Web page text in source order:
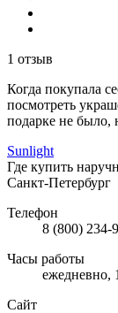
1 отзыв
Когда покупала
посмотреть
подарке не было,
Sunlight
Где купить
Санкт-Петербург
Телефон
8 (800) 234-
Часы работы
ежедневно,
Сайт